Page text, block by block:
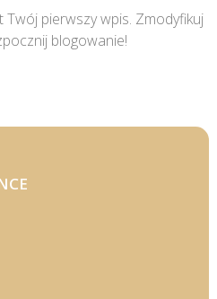
pierwszy wpis. Zmodyfikuj
blogowanie!